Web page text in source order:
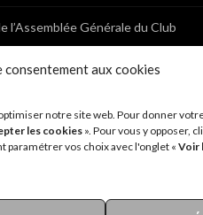
consentement aux cookies
notre site web. Pour donner
les cookies». Pour vous y opposer,
paramétrer vos choix avec l'onglet «Voir
l’Assemblée Générale du Club
de Brochon (21)
de Brochon (21)
Nutrition 71 – Cécile Guyon